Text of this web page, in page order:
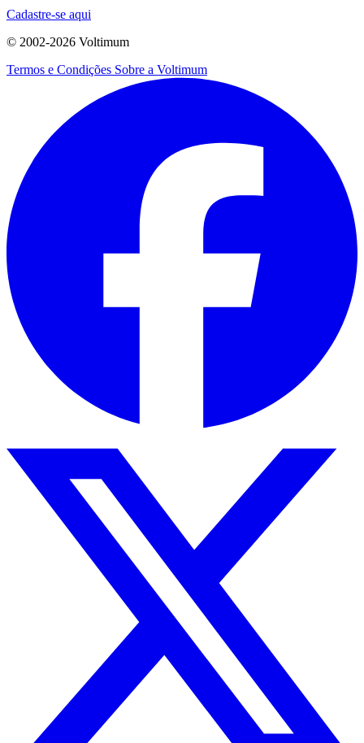
Cadastre-se aqui
© 2002-2026 Voltimum
Termos e Condições Sobre a Voltimum